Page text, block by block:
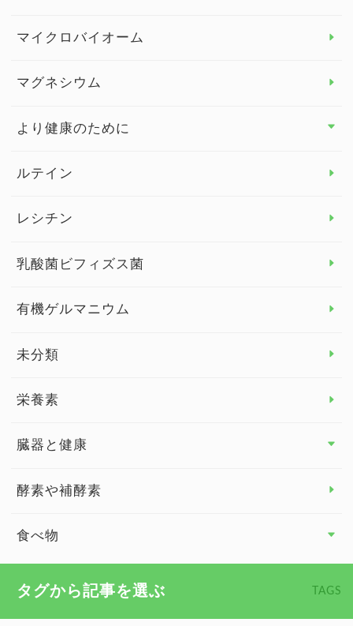
ビタミンE
マイクロバイオーム
マグネシウム
より健康のために
より健康のために トップ
眼の健康
睡眠
ルテイン
レシチン
乳酸菌ビフィズス菌
有機ゲルマニウム
未分類
栄養素
臓器と健康
臓器と健康 トップ
慢性疲労
酵素や補酵素
食べ物
タグから記事を選ぶ TAGS